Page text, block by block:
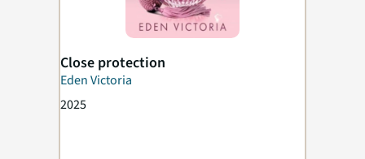
Close protection
Eden Victoria
2025